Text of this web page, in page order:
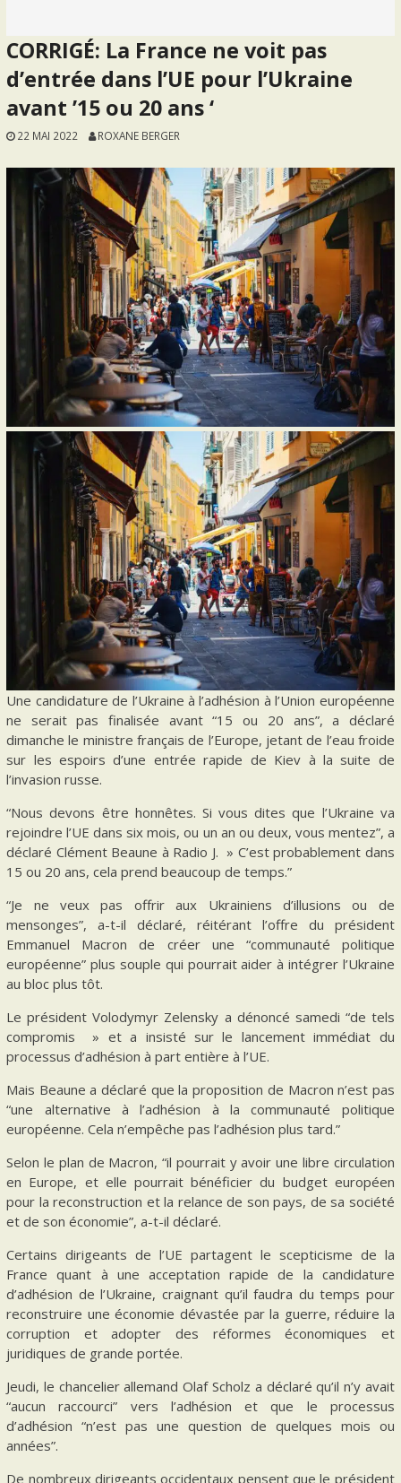
CORRIGÉ: La France ne voit pas
d’entrée dans l’UE pour l’Ukraine
avant ’15 ou 20 ans ‘
22 MAI 2022 ROXANE BERGER
Une candidature de l’Ukraine à l’adhésion à l’Union européenne
ne serait pas finalisée avant “15 ou 20 ans”, a déclaré
dimanche le ministre français de l’Europe, jetant de l’eau froide
sur les espoirs d’une entrée rapide de Kiev à la suite de
l’invasion russe.
“Nous devons être honnêtes. Si vous dites que l’Ukraine va
rejoindre l’UE dans six mois, ou un an ou deux, vous mentez”, a
déclaré Clément Beaune à Radio J. » C’est probablement dans
15 ou 20 ans, cela prend beaucoup de temps.”
“Je ne veux pas offrir aux Ukrainiens d’illusions ou de
mensonges”, a-t-il déclaré, réitérant l’offre du président
Emmanuel Macron de créer une “communauté politique
européenne” plus souple qui pourrait aider à intégrer l’Ukraine
au bloc plus tôt.
Le président Volodymyr Zelensky a dénoncé samedi “de tels
compromis » et a insisté sur le lancement immédiat du
processus d’adhésion à part entière à l’UE.
Mais Beaune a déclaré que la proposition de Macron n’est pas
“une alternative à l’adhésion à la communauté politique
européenne. Cela n’empêche pas l’adhésion plus tard.”
Selon le plan de Macron, “il pourrait y avoir une libre circulation
en Europe, et elle pourrait bénéficier du budget européen
pour la reconstruction et la relance de son pays, de sa société
et de son économie”, a-t-il déclaré.
Certains dirigeants de l’UE partagent le scepticisme de la
France quant à une acceptation rapide de la candidature
d’adhésion de l’Ukraine, craignant qu’il faudra du temps pour
reconstruire une économie dévastée par la guerre, réduire la
corruption et adopter des réformes économiques et
juridiques de grande portée.
Jeudi, le chancelier allemand Olaf Scholz a déclaré qu’il n’y avait
“aucun raccourci” vers l’adhésion et que le processus
d’adhésion “n’est pas une question de quelques mois ou
années”.
De nombreux dirigeants occidentaux pensent que le président